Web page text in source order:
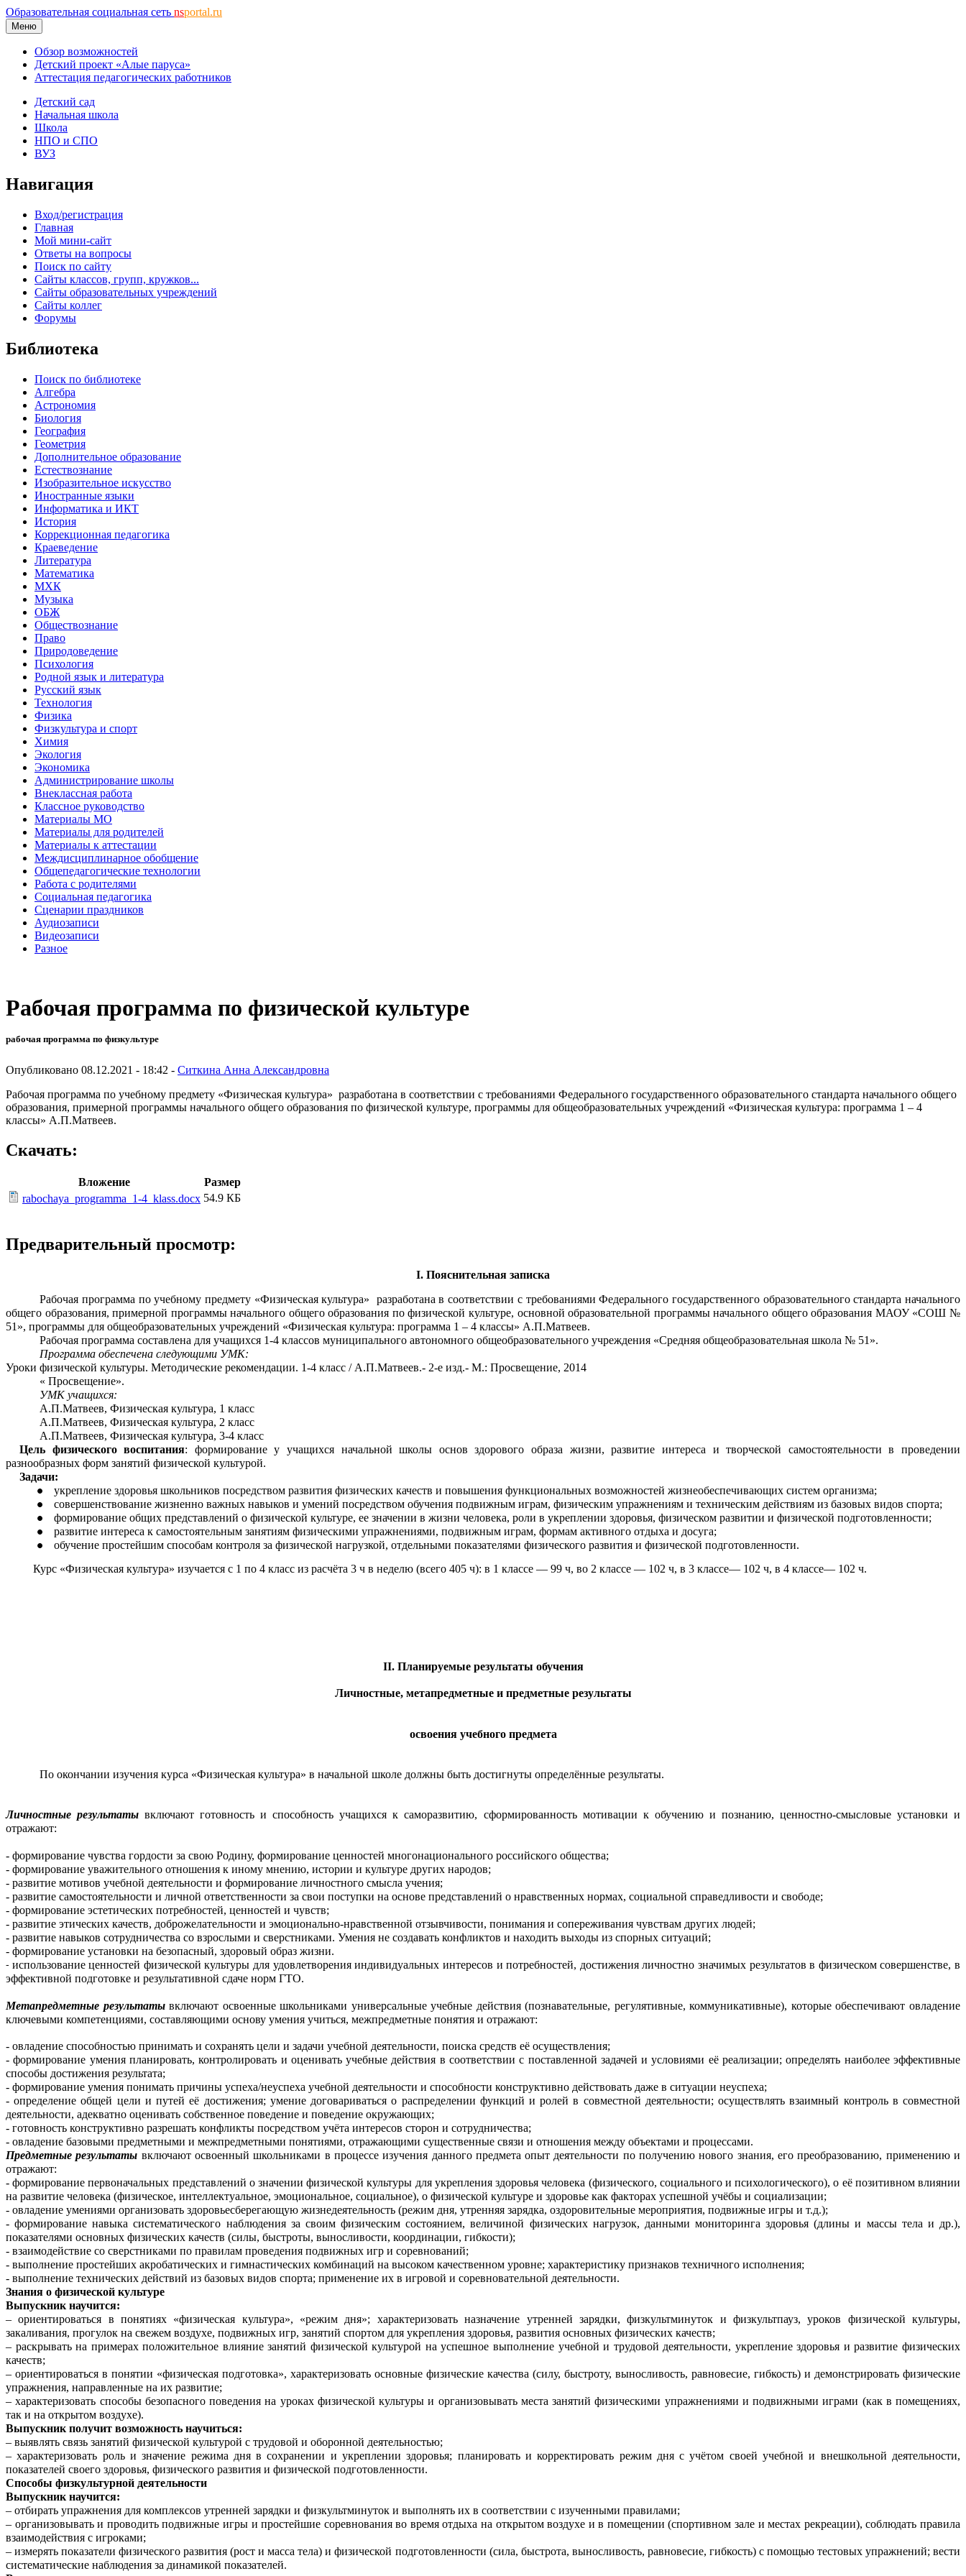
Образовательная социальная сеть nsportal.ru
Меню
Обзор возможностей
Детский проект «Алые паруса»
Аттестация педагогических работников
Детский сад
Начальная школа
Школа
НПО и СПО
ВУЗ
Навигация
Вход/регистрация
Главная
Мой мини-сайт
Ответы на вопросы
Поиск по сайту
Сайты классов, групп, кружков...
Сайты образовательных учреждений
Сайты коллег
Форумы
Библиотека
Поиск по библиотеке
Алгебра
Астрономия
Биология
География
Геометрия
Дополнительное образование
Естествознание
Изобразительное искусство
Иностранные языки
Информатика и ИКТ
История
Коррекционная педагогика
Краеведение
Литература
Математика
МХК
Музыка
ОБЖ
Обществознание
Право
Природоведение
Психология
Родной язык и литература
Русский язык
Технология
Физика
Физкультура и спорт
Химия
Экология
Экономика
Администрирование школы
Внеклассная работа
Классное руководство
Материалы МО
Материалы для родителей
Материалы к аттестации
Междисциплинарное обобщение
Общепедагогические технологии
Работа с родителями
Социальная педагогика
Сценарии праздников
Аудиозаписи
Видеозаписи
Разное
Рабочая программа по физической культуре
рабочая программа по физкультуре
Опубликовано 08.12.2021 - 18:42 - Ситкина Анна Александровна
Рабочая программа по учебному предмету «Физическая культура» разработана в соответствии с требованиями Федерального государственного образовательного стандарта начального общего
образования, примерной программы начального общего образования по физической культуре, программы для общеобразовательных учреждений «Физическая культура: программа 1 – 4
классы» А.П.Матвеев.
Скачать:
Вложение
Размер
rabochaya_programma_1-4_klass.docx 54.9 КБ
Предварительный просмотр:
I. Пояснительная записка
Рабочая программа по учебному предмету «Физическая культура» разработана в соответствии с требованиями Федерального государственного образовательного стандарта начального
общего образования, примерной программы начального общего образования по физической культуре, основной образовательной программы начального общего образования МАОУ «СОШ №
51», программы для общеобразовательных учреждений «Физическая культура: программа 1 – 4 классы» А.П.Матвеев.
Рабочая программа составлена для учащихся 1-4 классов муниципального автономного общеобразовательного учреждения «Средняя общеобразовательная школа № 51».
Программа обеспечена следующими УМК:
Уроки физической культуры. Методические рекомендации. 1-4 класс / А.П.Матвеев.- 2-е изд.- М.: Просвещение, 2014
« Просвещение».
УМК учащихся:
А.П.Матвеев, Физическая культура, 1 класс
А.П.Матвеев, Физическая культура, 2 класс
А.П.Матвеев, Физическая культура, 3-4 класс
Цель физического воспитания: формирование у учащихся начальной школы основ здорового образа жизни, развитие интереса и творческой самостоятельности в проведении
разнообразных форм занятий физической культурой.
Задачи:
укрепление здоровья школьников посредством развития физических качеств и повышения функциональных возможностей жизнеобеспечивающих систем организма;
совершенствование жизненно важных навыков и умений посредством обучения подвижным играм, физическим упражнениям и техническим действиям из базовых видов спорта;
формирование общих представлений о физической культуре, ее значении в жизни человека, роли в укреплении здоровья, физическом развитии и физической подготовленности;
развитие интереса к самостоятельным занятиям физическими упражнениями, подвижным играм, формам активного отдыха и досуга;
обучение простейшим способам контроля за физической нагрузкой, отдельными показателями физического развития и физической подготовленности.
Курс «Физическая культура» изучается с 1 по 4 класс из расчёта 3 ч в неделю (всего 405 ч): в 1 классе — 99 ч, во 2 классе — 102 ч, в 3 классе— 102 ч, в 4 классе— 102 ч.
II. Планируемые результаты обучения
Личностные, метапредметные и предметные результаты
освоения учебного предмета
По окончании изучения курса «Физическая культура» в начальной школе должны быть достигнуты определённые результаты.
Личностные результаты включают готовность и способность учащихся к саморазвитию, сформированность мотивации к обучению и познанию, ценностно-смысловые установки и
отражают:
- формирование чувства гордости за свою Родину, формирование ценностей многонационального российского общества;
- формирование уважительного отношения к иному мнению, истории и культуре других народов;
- развитие мотивов учебной деятельности и формирование личностного смысла учения;
- развитие самостоятельности и личной ответственности за свои поступки на основе представлений о нравственных нормах, социальной справедливости и свободе;
- формирование эстетических потребностей, ценностей и чувств;
- развитие этических качеств, доброжелательности и эмоционально-нравственной отзывчивости, понимания и сопереживания чувствам других людей;
- развитие навыков сотрудничества со взрослыми и сверстниками. Умения не создавать конфликтов и находить выходы из спорных ситуаций;
- формирование установки на безопасный, здоровый образ жизни.
- использование ценностей физической культуры для удовлетворения индивидуальных интересов и потребностей, достижения личностно значимых результатов в физическом совершенстве, в
эффективной подготовке и результативной сдаче норм ГТО.
Метапредметные результаты включают освоенные школьниками универсальные учебные действия (познавательные, регулятивные, коммуникативные), которые обеспечивают овладение
ключевыми компетенциями, составляющими основу умения учиться, межпредметные понятия и отражают:
- овладение способностью принимать и сохранять цели и задачи учебной деятельности, поиска средств её осуществления;
- формирование умения планировать, контролировать и оценивать учебные действия в соответствии с поставленной задачей и условиями её реализации; определять наиболее эффективные
способы достижения результата;
- формирование умения понимать причины успеха/неуспеха учебной деятельности и способности конструктивно действовать даже в ситуации неуспеха;
- определение общей цели и путей её достижения; умение договариваться о распределении функций и ролей в совместной деятельности; осуществлять взаимный контроль в совместной
деятельности, адекватно оценивать собственное поведение и поведение окружающих;
- готовность конструктивно разрешать конфликты посредством учёта интересов сторон и сотрудничества;
- овладение базовыми предметными и межпредметными понятиями, отражающими существенные связи и отношения между объектами и процессами.
Предметные результаты включают освоенный школьниками в процессе изучения данного предмета опыт деятельности по получению нового знания, его преобразованию, применению и
отражают:
- формирование первоначальных представлений о значении физической культуры для укрепления здоровья человека (физического, социального и психологического), о её позитивном влиянии
на развитие человека (физическое, интеллектуальное, эмоциональное, социальное), о физической культуре и здоровье как факторах успешной учёбы и социализации;
- овладение умениями организовать здоровьесберегающую жизнедеятельность (режим дня, утренняя зарядка, оздоровительные мероприятия, подвижные игры и т.д.);
- формирование навыка систематического наблюдения за своим физическим состоянием, величиной физических нагрузок, данными мониторинга здоровья (длины и массы тела и др.),
показателями основных физических качеств (силы, быстроты, выносливости, координации, гибкости);
- взаимодействие со сверстниками по правилам проведения подвижных игр и соревнований;
- выполнение простейших акробатических и гимнастических комбинаций на высоком качественном уровне; характеристику признаков техничного исполнения;
- выполнение технических действий из базовых видов спорта; применение их в игровой и соревновательной деятельности.
Знания о физической культуре
Выпускник научится:
– ориентироваться в понятиях «физическая культура», «режим дня»; характеризовать назначение утренней зарядки, физкультминуток и физкультпауз, уроков физической культуры,
закаливания, прогулок на свежем воздухе, подвижных игр, занятий спортом для укрепления здоровья, развития основных физических качеств;
– раскрывать на примерах положительное влияние занятий физической культурой на успешное выполнение учебной и трудовой деятельности, укрепление здоровья и развитие физических
качеств;
– ориентироваться в понятии «физическая подготовка», характеризовать основные физические качества (силу, быстроту, выносливость, равновесие, гибкость) и демонстрировать физические
упражнения, направленные на их развитие;
– характеризовать способы безопасного поведения на уроках физической культуры и организовывать места занятий физическими упражнениями и подвижными играми (как в помещениях,
так и на открытом воздухе).
Выпускник получит возможность научиться:
– выявлять связь занятий физической культурой с трудовой и оборонной деятельностью;
– характеризовать роль и значение режима дня в сохранении и укреплении здоровья; планировать и корректировать режим дня с учётом своей учебной и внешкольной деятельности,
показателей своего здоровья, физического развития и физической подготовленности.
Способы физкультурной деятельности
Выпускник научится:
– отбирать упражнения для комплексов утренней зарядки и физкультминуток и выполнять их в соответствии с изученными правилами;
– организовывать и проводить подвижные игры и простейшие соревнования во время отдыха на открытом воздухе и в помещении (спортивном зале и местах рекреации), соблюдать правила
взаимодействия с игроками;
– измерять показатели физического развития (рост и масса тела) и физической подготовленности (сила, быстрота, выносливость, равновесие, гибкость) с помощью тестовых упражнений; вести
систематические наблюдения за динамикой показателей.